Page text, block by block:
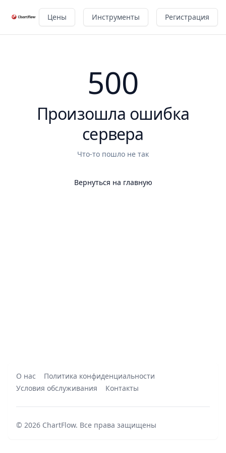
Цены Инструменты Регистрация
500
Произошла ошибка
сервера
Что-то пошло не так
Вернуться на главную
О нас
Политика конфиденциальности
Условия обслуживания
Контакты
© 2026 ChartFlow. Все права защищены